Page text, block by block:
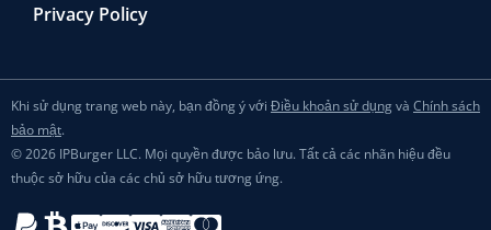
Privacy Policy
Khi sử dụng trang web này, bạn đồng ý với Điều khoản sử dụngvà Chính sách
bảo mật.
© 2026 IPBurger LLC. Mọi quyền được bảo lưu. Tất cả các nhãn hiệu đều
thuộc sở hữu của các chủ sở hữu tương ứng.